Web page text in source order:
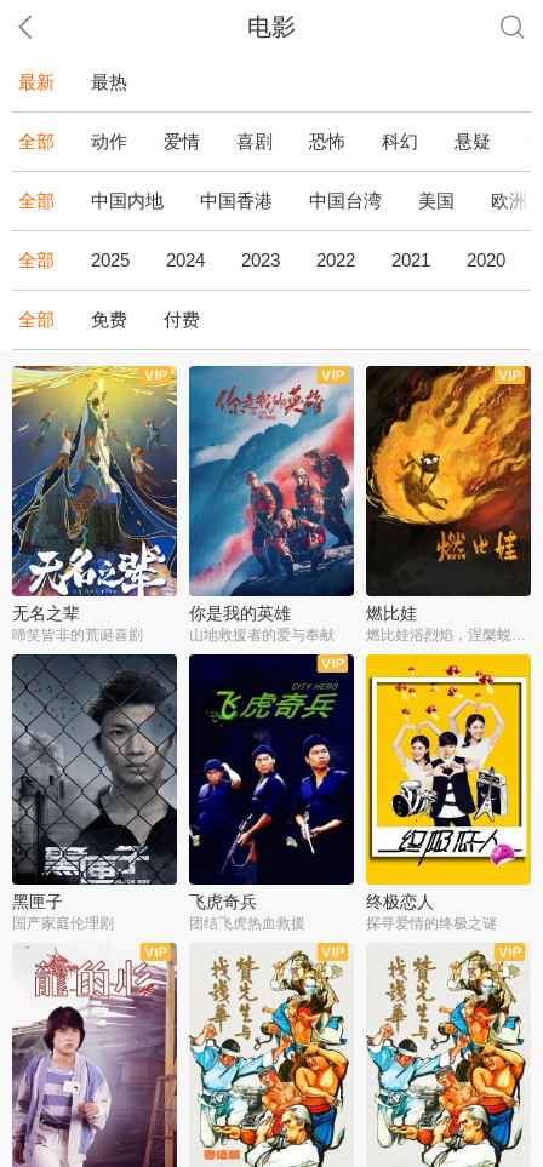
电影
最新 最热
全部 动作 爱情 喜剧 恐怖 科幻 悬疑
全部 中国内地 中国香港 中国台湾 美国 欧洲
全部 2025 2024 2023 2022 2021 2020
全部 免费 付费
无名之辈
啼笑皆非的荒诞喜剧
你是我的英雄
山地救援者的爱与奉献
燃比娃
燃比娃浴烈焰，涅槃蜕变成人
黑匣子
国产家庭伦理剧
飞虎奇兵
团结飞虎热血救援
终极恋人
探寻爱情的终极之谜